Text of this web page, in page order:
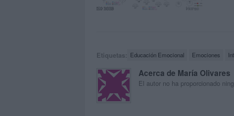
Etiquetas: Educación Emocional Emociones
Acerca de María Olivares
El autor no ha proporcionado